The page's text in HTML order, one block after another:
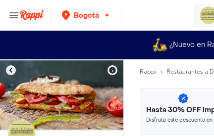
Bogotá
¿Nuevo en
Rappi Restaurantes a
Hasta 30% OFF
Disfruta este descuento